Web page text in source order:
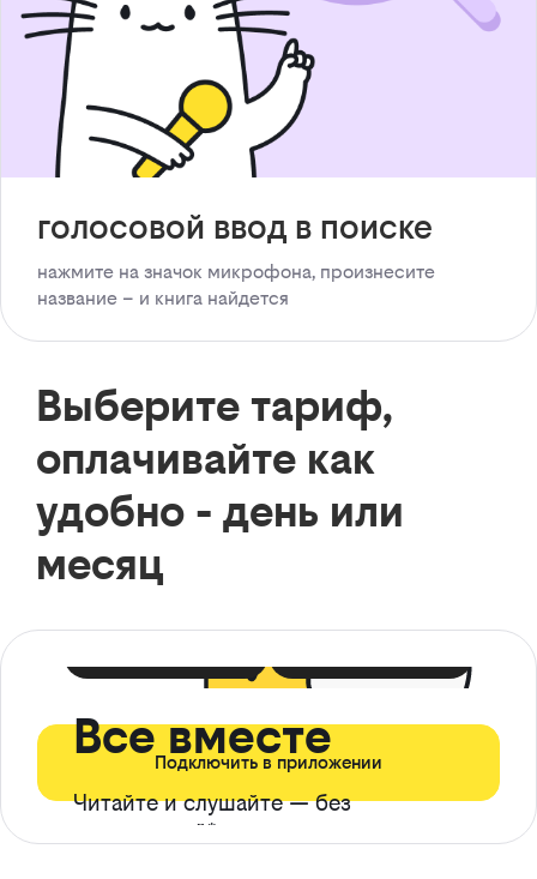
голосовой ввод в поиске
нажмите на значок микрофона, произнесите
название – и книга найдется
Выберите тариф,
оплачивайте как
удобно - день или
месяц
Все вместе
Читайте и слушайте — без
ограничений*
Подключить в приложении